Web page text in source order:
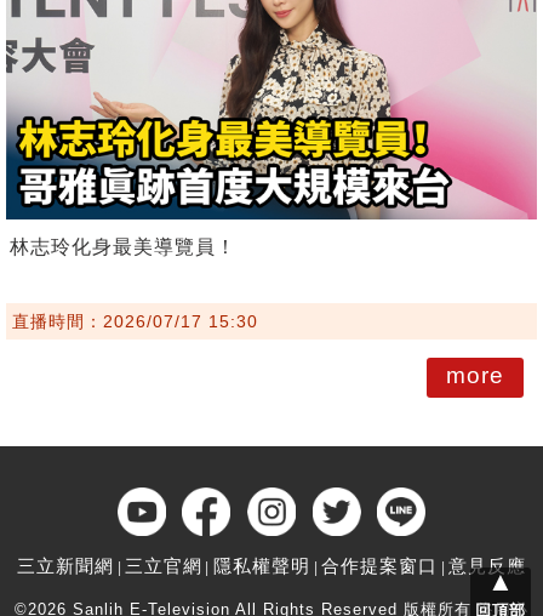
林志玲化身最美導覽員！
直播時間：2026/07/17 15:30
more
三立新聞網 三立官網 隱私權聲明 合作提案窗口 意見反應
©2026 Sanlih E-Television All Rights Reserved 版權所有 盜用必
▲
回頂部